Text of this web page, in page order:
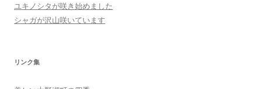
ユキノシタが咲き始めました
シャガが沢山咲いています
リンク集